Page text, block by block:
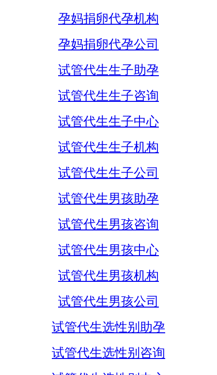
孕妈捐卵代孕机构
孕妈捐卵代孕公司
试管代生生子助孕
试管代生生子咨询
试管代生生子中心
试管代生生子机构
试管代生生子公司
试管代生男孩助孕
试管代生男孩咨询
试管代生男孩中心
试管代生男孩机构
试管代生男孩公司
试管代生选性别助孕
试管代生选性别咨询